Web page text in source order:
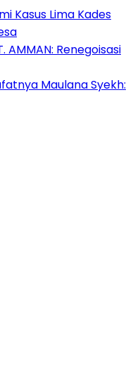
Kasus Lima Kades
Renegoisasi
Maulana Syekh: